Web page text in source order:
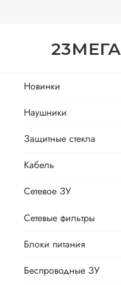
23МЕГА
Новинки
Наушники
Защитные стекла
Кабель
Сетевое ЗУ
Сетевые фильтры
Блоки питания
Беспроводные ЗУ